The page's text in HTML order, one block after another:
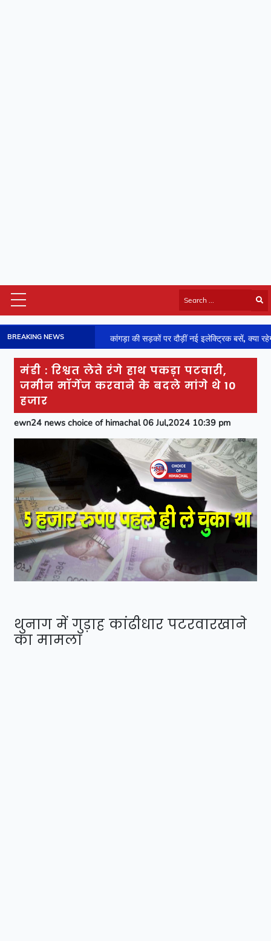
Himachal Latest
HP Board Results
National
Video
Viral News
Photos
Sports
Lifestyle
Business
Technology
Jobs/Career
BREAKING NEWS
कांगड़ा की सड़कों पर दौड़ीं नई इलेक्ट्रिक बसें, क्या रहेगा रूट और टाइमिंग-जानें
मंडी : रिश्वत लेते रंगे हाथ पकड़ा पटवारी,
जमीन मॉर्गेज करवाने के बदले मांगे थे 10
हजार
ewn24 news choice of himachal 06 Jul,2024 10:39 pm
थुनाग में गुड़ाह कांढीधार पटरवारखाने
का मामला